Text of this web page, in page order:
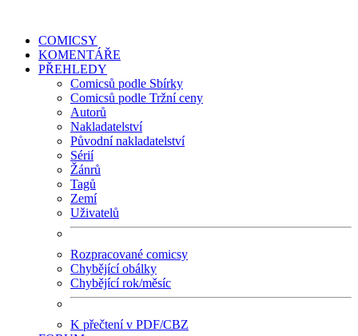
COMICSY
KOMENTÁŘE
PŘEHLEDY
Comicsů podle Sbírky
Comicsů podle Tržní ceny
Autorů
Nakladatelství
Původní nakladatelství
Sérií
Žánrů
Tagů
Zemí
Uživatelů
Rozpracované comicsy
Chybějící obálky
Chybějící rok/měsíc
K přečtení v PDF/CBZ